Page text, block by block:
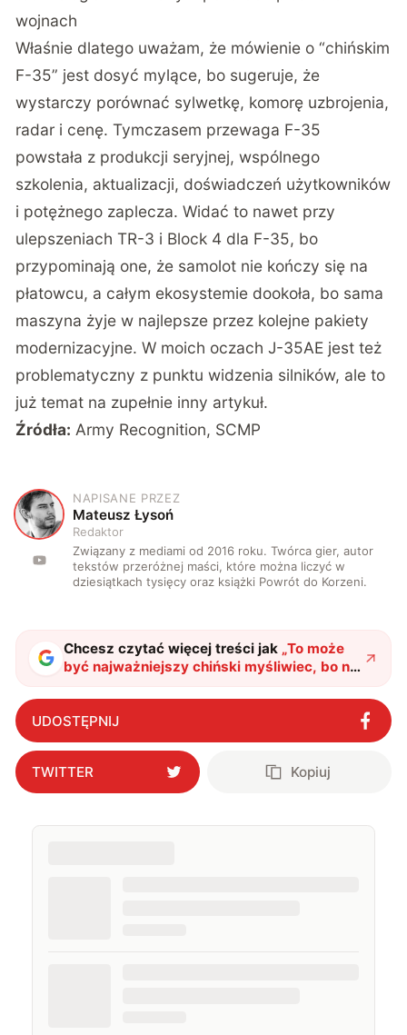
Czytaj też: Nie uwierzysz, jak ważna jest ta
technologia. Wiem o tym po latach pisania o
wojnach
Właśnie dlatego uważam, że mówienie o “chińskim
F-35” jest dosyć mylące, bo sugeruje, że
wystarczy porównać sylwetkę, komorę uzbrojenia,
radar i cenę. Tymczasem przewaga F-35
powstała z produkcji seryjnej, wspólnego
szkolenia, aktualizacji, doświadczeń użytkowników
i potężnego zaplecza. Widać to nawet przy
ulepszeniach TR-3 i Block 4 dla F-35, bo
przypominają one, że samolot nie kończy się na
płatowcu, a całym ekosystemie dookoła, bo sama
modernizacyjne. W moich oczach
problematyczny z punktu widzenia silników, ale to
już temat na zupełnie inny artykuł
Źródła:
Army Recognition,SCMP
M Mateusz Łysoń
Redaktor
Związany z mediami od 2016 roku. Twórca gier, autor
dziesiątkach tysięcy oraz książki Powrót do Korzeni.
Chcesz czytać więcej treści jak
powstał tylko dla Chin"?